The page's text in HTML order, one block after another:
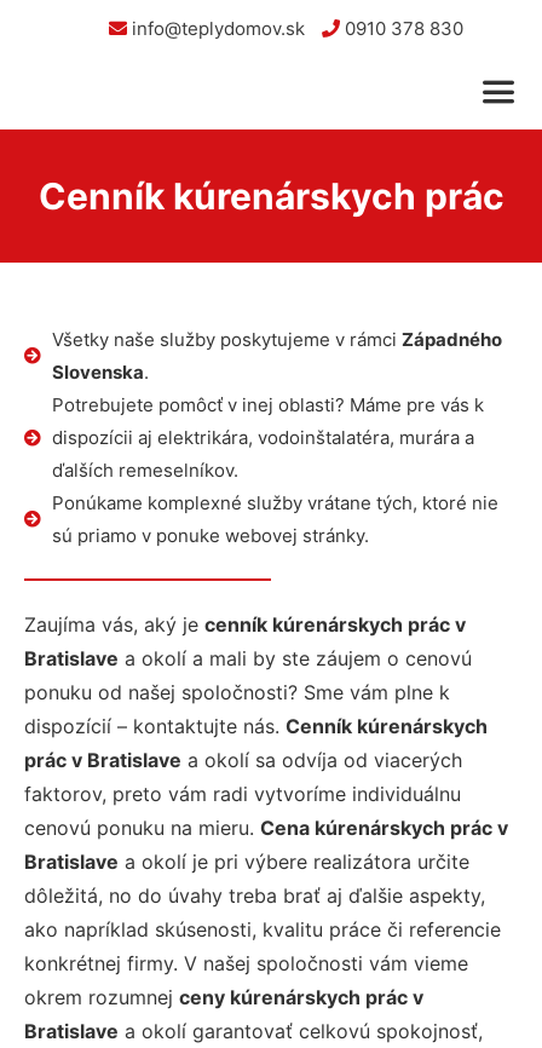
info@teplydomov.sk 0910 378 830
Cenník kúrenárskych prác
Všetky naše služby poskytujeme v rámci Západného
Slovenska.
Potrebujete pomôcť v inej oblasti? Máme pre vás k
dispozícii aj elektrikára, vodoinštalatéra, murára a
ďalších remeselníkov.
Ponúkame komplexné služby vrátane tých, ktoré nie
sú priamo v ponuke webovej stránky.
Zaujíma vás, aký je cenník kúrenárskych prác v
Bratislave a okolí a mali by ste záujem o cenovú
ponuku od našej spoločnosti? Sme vám plne k
dispozícií – kontaktujte nás. Cenník kúrenárskych
prác v Bratislave a okolí sa odvíja od viacerých
faktorov, preto vám radi vytvoríme individuálnu
cenovú ponuku na mieru. Cena kúrenárskych prác v
Bratislave a okolí je pri výbere realizátora určite
dôležitá, no do úvahy treba brať aj ďalšie aspekty,
ako napríklad skúsenosti, kvalitu práce či referencie
konkrétnej firmy. V našej spoločnosti vám vieme
okrem rozumnej ceny kúrenárskych prác v
Bratislave a okolí garantovať celkovú spokojnosť,